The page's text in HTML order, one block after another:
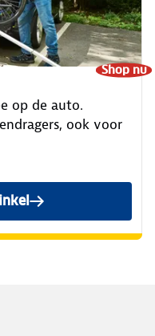
Shop nu
op de auto.
ook voor